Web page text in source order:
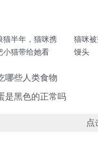
猫半年，猫咪携
小猫带给她看
猫咪
馒头
哪些人类食物
是黑色的正常吗
点